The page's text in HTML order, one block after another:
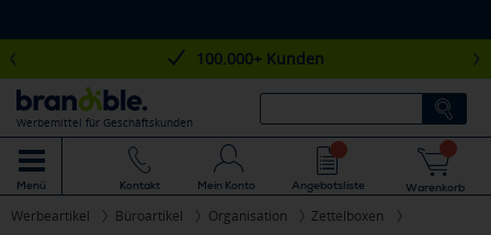
100.000+ Kunden
Werbemittel für Geschäftskunden
Menü Kontakt Mein Konto Angebotsliste Warenkorb
Werbeartikel Büroartikel Organisation Zettelboxen